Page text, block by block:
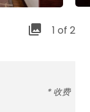
1 of 2
* 收费